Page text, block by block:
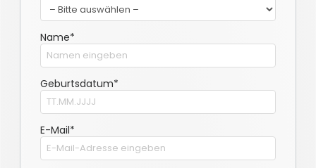
Name*
Geburtsdatum*
E-Mail*